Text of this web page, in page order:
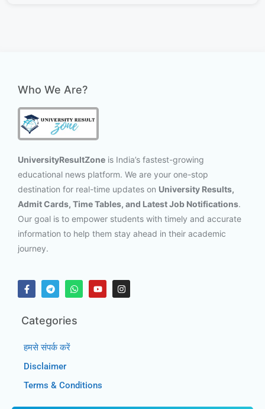
Who We Are?
UniversityResultZone is India’s fastest-growing
educational news platform. We are your one-stop
destination for real-time updates on University Results,
Admit Cards, Time Tables, and Latest Job Notifications.
Our goal is to empower students with timely and accurate
information to help them stay ahead in their academic
journey.
Categories
हमसे संपर्क करें
Disclaimer
Terms & Conditions